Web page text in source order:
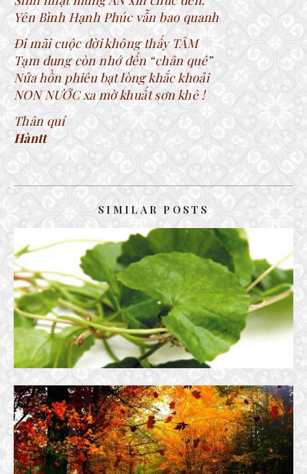
Yên Bình Hạnh Phúc vẫn bao quanh
Đi mãi cuộc đời không thấy TÂM
Tạm dung còn nhớ đến “chân quê”
Nửa hồn phiêu bạt lòng khắc khoải
NON NƯỚC xa mờ khuất sơn khê !
Thân quí
Hàntt
SIMILAR POSTS
CÂY RAU MÁ
28 February, 2019
CHIẾC LÁ VỀ ĐÂU
20 October, 2017